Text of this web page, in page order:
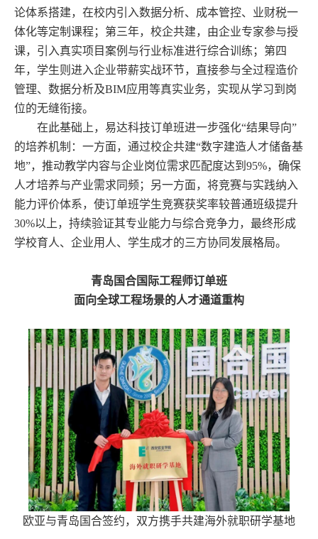
论体系搭建，在校内引入数据分析、成本管控、业财税一
体化等定制课程；第三年，校企共建，由企业专家参与授
课，引入真实项目案例与行业标准进行综合训练；第四
年，学生则进入企业带薪实战环节，直接参与全过程造价
管理、数据分析及BIM应用等真实业务，实现从学习到岗
位的无缝衔接。
在此基础上，易达科技订单班进一步强化“结果导向”
的培养机制：一方面，通过校企共建“数字建造人才储备基
地”，推动教学内容与企业岗位需求匹配度达到95%，确保
人才培养与产业需求同频；另一方面，将竞赛与实践纳入
能力评价体系，使订单班学生竞赛获奖率较普通班级提升
30%以上，持续验证其专业能力与综合竞争力，最终形成
学校育人、企业用人、学生成才的三方协同发展格局。
青岛国合国际工程师订单班
面向全球工程场景的人才通道重构
欧亚与青岛国合签约，双方携手共建海外就职研学基地